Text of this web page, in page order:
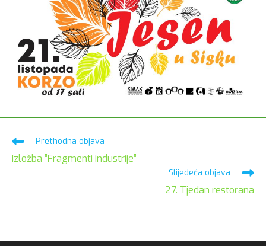
Pročitaj
više
članaka
Prethodna objava
Izložba ”Fragmenti industrije”
Slijedeća objava
27. Tjedan restorana